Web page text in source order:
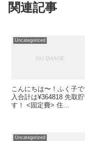
関連記事
Uncategorized
こんにちは〜！ふく子
入合計は¥364818 先取
す！ <固定費> 住...
Uncategorized